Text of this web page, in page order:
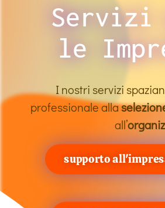
Servizi
le
I nostri servizi
professionale alla
all’
supporto